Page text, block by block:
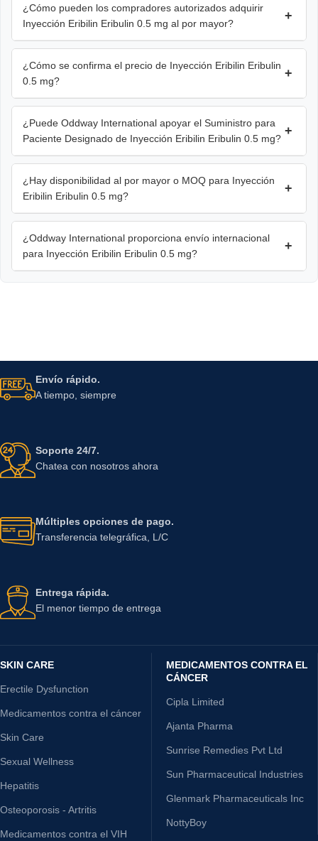
¿Cómo pueden los compradores autorizados adquirir
Inyección Eribilin Eribulin 0.5 mg al por mayor?
+
¿Cómo se confirma el precio de Inyección Eribilin Eribulin
0.5 mg?
+
¿Puede Oddway International apoyar el Suministro para
Paciente Designado de Inyección Eribilin Eribulin 0.5 mg?
+
¿Hay disponibilidad al por mayor o MOQ para Inyección
Eribilin Eribulin 0.5 mg?
+
¿Oddway International proporciona envío internacional
para Inyección Eribilin Eribulin 0.5 mg?
+
Envío rápido.
A tiempo, siempre
Soporte 24/7.
Chatea con nosotros ahora
Múltiples opciones de pago.
Transferencia telegráfica, L/C
Entrega rápida.
El menor tiempo de entrega
SKIN CARE
Erectile Dysfunction
Medicamentos contra el cáncer
Skin Care
Sexual Wellness
Hepatitis
Osteoporosis - Artritis
Medicamentos contra el VIH
MEDICAMENTOS CONTRA EL
CÁNCER
Cipla Limited
Ajanta Pharma
Sunrise Remedies Pvt Ltd
Sun Pharmaceutical Industries
Glenmark Pharmaceuticals Inc
NottyBoy